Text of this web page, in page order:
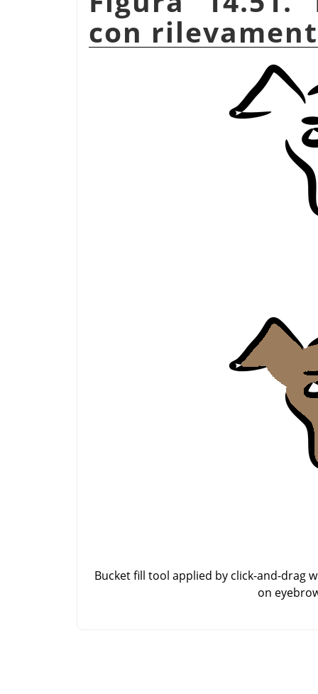
con
Bucket fill tool applied by click-and-drag
on